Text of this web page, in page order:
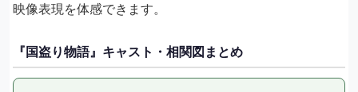
映像表現を体感できます。
『国盗り物語』キャスト・相関図まとめ